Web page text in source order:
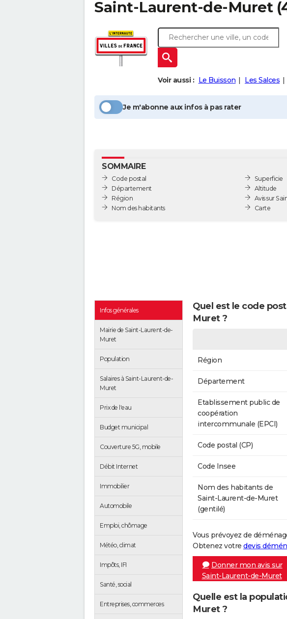
Saint-Laurent-de-Muret
Voir aussi : Le Buisson Les Salces
Je m'abonne aux infos à pas rater
SOMMAIRE
Code postal
Département
Région
Nom des habitants
Superficie
Altitude
Avis sur
Carte
Infos générales
Mairie de Saint-Laurent-de-
Muret
Population
Salaires à Saint-Laurent-de-
Muret
Prix de l'eau
Budget municipal
Couverture 5G, mobile
Débit Internet
Immobilier
Automobile
Emploi, chômage
Météo, climat
Impôts, IFI
Santé, social
Entreprises, commerces
Quel est le code
Muret ?
Région
Département
Etablissement public de
coopération
intercommunale (EPCI)
Code postal (CP)
Code Insee
Nom des habitants de
Saint-Laurent-de-Muret
(gentilé)
Vous prévoyez de
Obtenez votre devis
Donner mon avis sur
Saint-Laurent-de-Muret
Quelle est la
Muret ?